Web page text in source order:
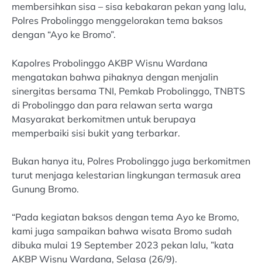
membersihkan sisa – sisa kebakaran pekan yang lalu,
Polres Probolinggo menggelorakan tema baksos
dengan “Ayo ke Bromo”.
Kapolres Probolinggo AKBP Wisnu Wardana
mengatakan bahwa pihaknya dengan menjalin
sinergitas bersama TNI, Pemkab Probolinggo, TNBTS
di Probolinggo dan para relawan serta warga
Masyarakat berkomitmen untuk berupaya
memperbaiki sisi bukit yang terbarkar.
Bukan hanya itu, Polres Probolinggo juga berkomitmen
turut menjaga kelestarian lingkungan termasuk area
Gunung Bromo.
“Pada kegiatan baksos dengan tema Ayo ke Bromo,
kami juga sampaikan bahwa wisata Bromo sudah
dibuka mulai 19 September 2023 pekan lalu, ”kata
AKBP Wisnu Wardana, Selasa (26/9).